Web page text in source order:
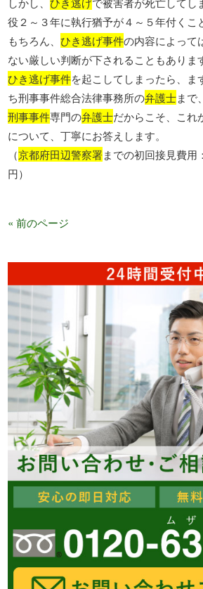
役２～３年に執行猶予が４～５年付くこ
もちろん、ひき逃げ事件の内容によって
ない厳しい判断が下されることもありま
ひき逃げ事件を起こしてしまったら、ま
ち刑事事件総合法律事務所の弁護士まで
刑事事件専門の弁護士だからこそ、これ
について、丁寧にお答えします。
（京都府田辺警察署までの初回接見費用
円）
« 前のページ